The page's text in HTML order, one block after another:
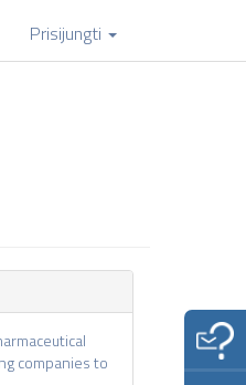
Prisijungti
companies to